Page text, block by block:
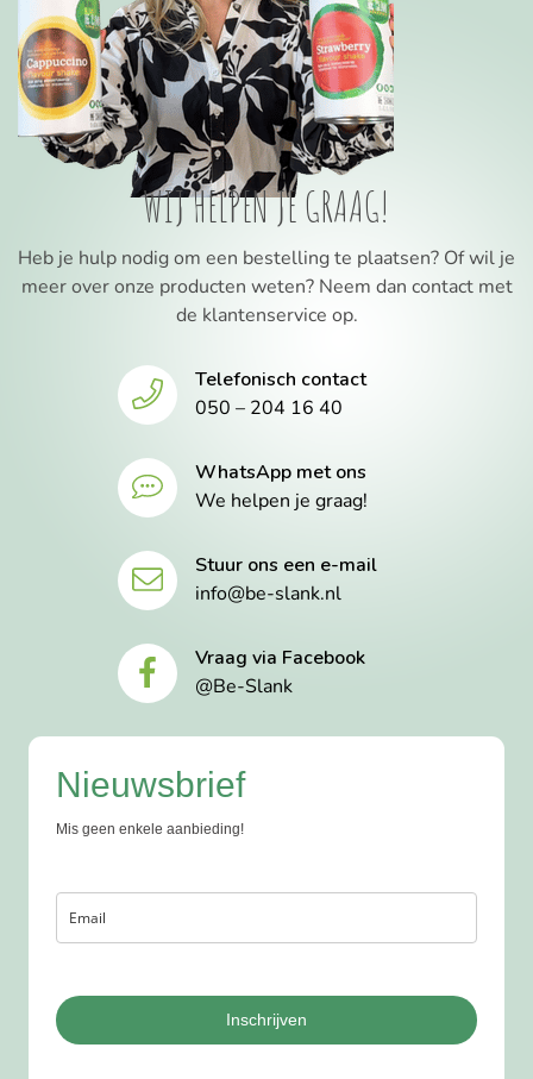
WIJ HELPEN JE GRAAG!
Heb je hulp nodig om een bestelling te plaatsen? Of wil je
meer over onze producten weten? Neem dan contact met
de klantenservice op.
Telefonisch contact
050 – 204 16 40
WhatsApp met ons
We helpen je graag!
Stuur ons een e-mail
info@be-slank.nl
Vraag via Facebook
@Be-Slank
Nieuwsbrief
Mis geen enkele aanbieding!
Inschrijven